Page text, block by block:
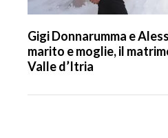
Gigi Donnarumma e
marito e moglie, il
Valle d’Itria